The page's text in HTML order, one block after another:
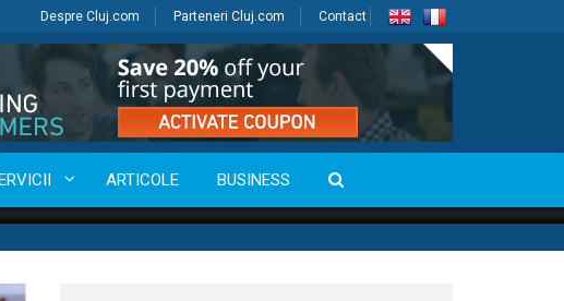
Despre Cluj.com Parteneri Cluj.com Contact
ARTICOLE BUSINESS